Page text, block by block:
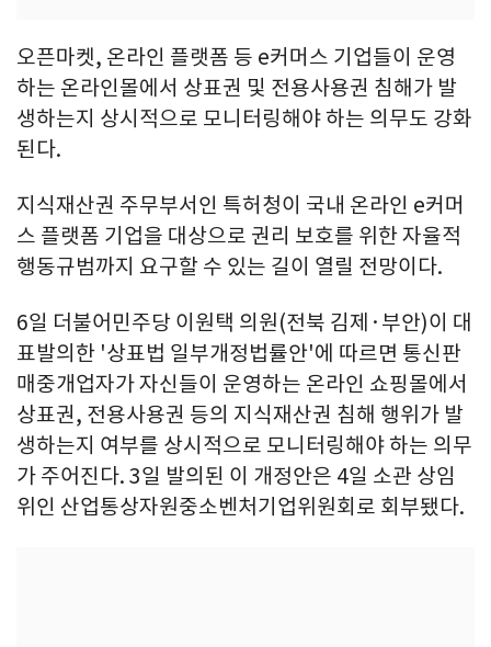
오픈마켓, 온라인 플랫폼 등 e커머스 기업들이 운영
하는 온라인몰에서 상표권 및 전용사용권 침해가 발
생하는지 상시적으로 모니터링해야 하는 의무도 강화
된다.
지식재산권 주무부서인 특허청이 국내 온라인 e커머
스 플랫폼 기업을 대상으로 권리 보호를 위한 자율적
행동규범까지 요구할 수 있는 길이 열릴 전망이다.
6일 더불어민주당 이원택 의원(전북 김제·부안)이 대
표발의한 '상표법 일부개정법률안'에 따르면 통신판
매중개업자가 자신들이 운영하는 온라인 쇼핑몰에서
상표권, 전용사용권 등의 지식재산권 침해 행위가 발
생하는지 여부를 상시적으로 모니터링해야 하는 의무
가 주어진다. 3일 발의된 이 개정안은 4일 소관 상임
위인 산업통상자원중소벤처기업위원회로 회부됐다.